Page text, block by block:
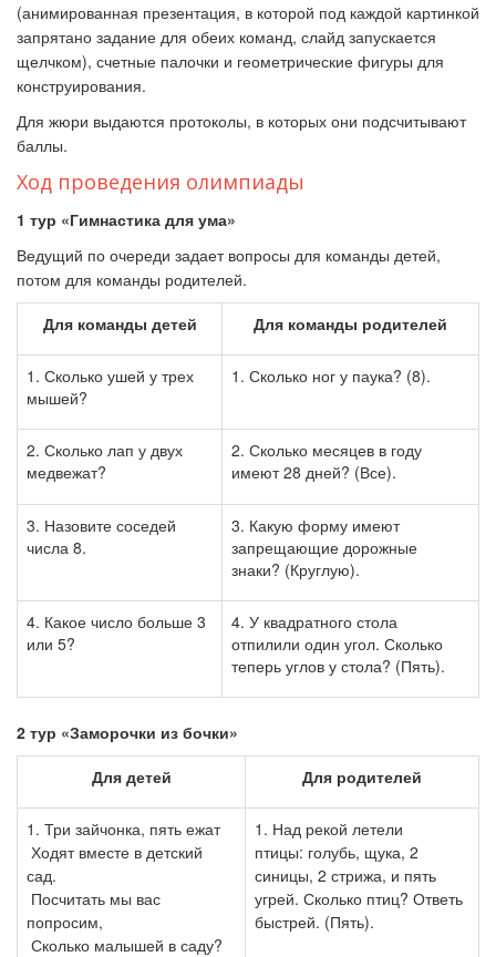
(анимированная презентация, в которой под каждой картинкой
запрятано задание для обеих команд, слайд запускается
щелчком), счетные палочки и геометрические фигуры для
конструирования.
Для жюри выдаются протоколы, в которых они подсчитывают
баллы.
Ход проведения олимпиады
1 тур «Гимнастика для ума»
Ведущий по очереди задает вопросы для команды детей,
потом для команды родителей.
Для команды детей
Для команды родителей
1. Сколько ушей у трех
мышей?
1. Сколько ног у паука? (8).
2. Сколько лап у двух
медвежат?
2. Сколько месяцев в году
имеют 28 дней? (Все).
3. Назовите соседей
числа 8.
3. Какую форму имеют
запрещающие дорожные
знаки? (Круглую).
4. Какое число больше 3
или 5?
4. У квадратного стола
отпилили один угол. Сколько
теперь углов у стола? (Пять).
2 тур «Заморочки из бочки»
Для детей
Для родителей
1. Три зайчонка, пять ежат
Ходят вместе в детский
сад.
Посчитать мы вас
попросим,
Сколько малышей в саду?
1. Над рекой летели
птицы: голубь, щука, 2
синицы, 2 стрижа, и пять
угрей. Сколько птиц? Ответь
быстрей. (Пять).